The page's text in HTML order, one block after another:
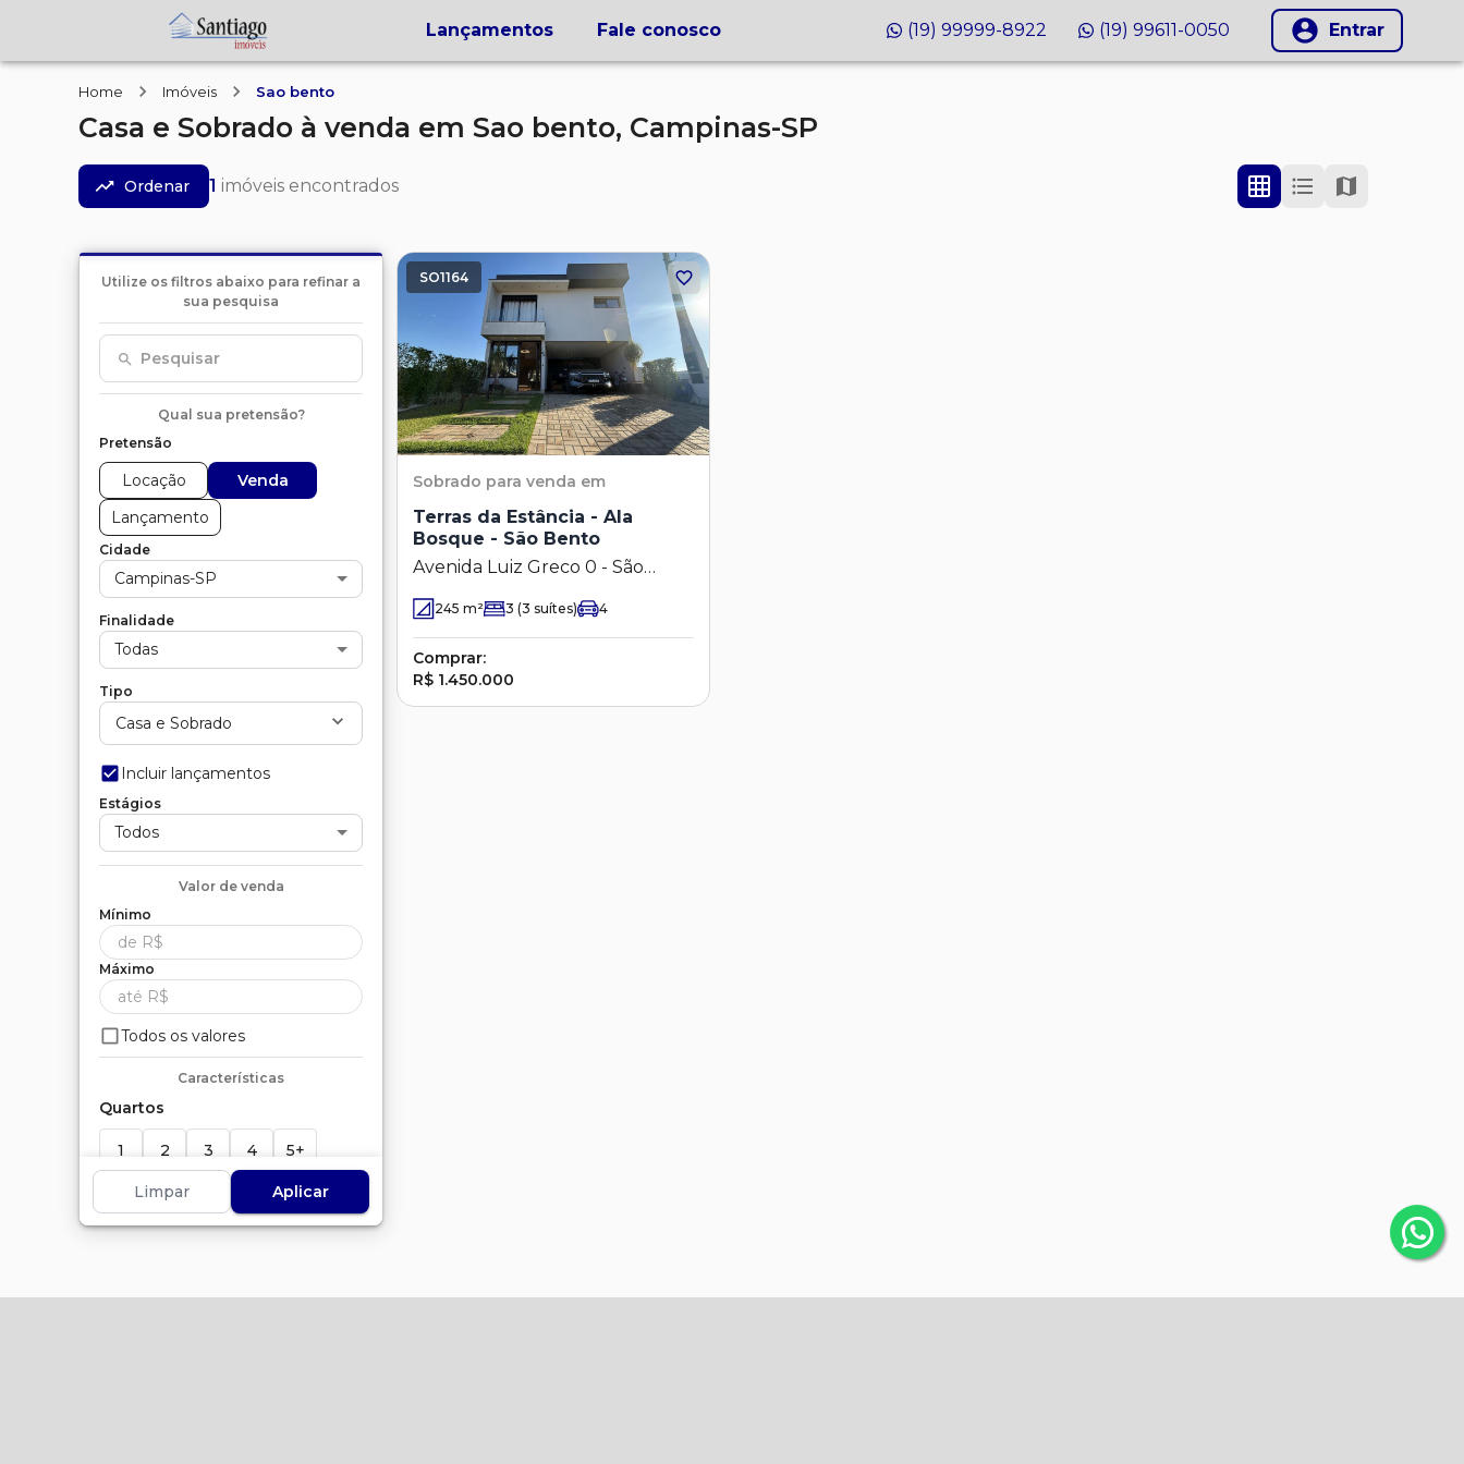
Lançamentos Fale conosco (19) 99999-8922 (19) 99611-0050 Entrar
Home Imóveis Sao bento
Casa e Sobrado à venda em Sao bento, Campinas-SP
Ordenar 1 imóveis encontrados
Utilize os filtros abaixo para refinar a
sua pesquisa
Pesquisar
Qual sua pretensão?
Pretensão
Locação
Venda
Lançamento
Cidade
Campinas-SP
Finalidade
Todas
Tipo
Casa e Sobrado
Incluir lançamentos
Estágios
Todos
Valor de venda
Mínimo
Máximo
Todos os valores
Características
Quartos
1 2 3 4 5+
Suítes
Banheiros
Limpar Aplicar
SO1164
Sobrado para venda em
Terras da Estância - Ala
Bosque - São Bento
Avenida Luiz Greco 0 - São
Bento - Paulínia - SP
245 m² 3 (3 suítes) 4
Comprar:
R$ 1.450.000